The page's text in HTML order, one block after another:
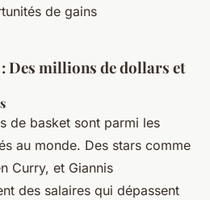
de gains
Des millions de dollars et
de basket sont parmi les
au monde. Des stars comme
Curry, et Giannis
des salaires qui dépassent